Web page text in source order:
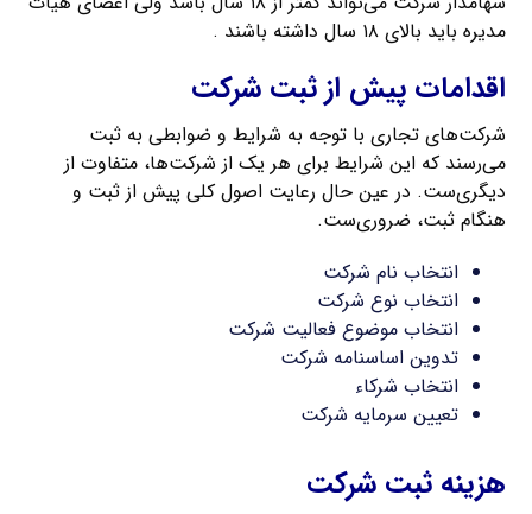
مدیره باید بالای ۱۸ سال داشته باشند .
اقدامات پیش از ثبت شرکت
شرکت‌های تجاری با توجه به شرایط و ضوابطی به ثبت
می‌رسند که این شرایط برای هر یک از شرکت‌ها، متفاوت از
دیگری‌ست. در عین حال رعایت اصول کلی پیش از ثبت و
هنگام ثبت، ضروری‌ست.
انتخاب نام شرکت
انتخاب نوع شرکت
انتخاب موضوع فعالیت شرکت
تدوین اساسنامه شرکت
انتخاب شرکاء
تعیین سرمایه شرکت
هزینه ثبت شرکت